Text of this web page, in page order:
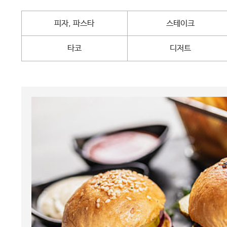
피자, 파스타 스테이크
타코 디저트